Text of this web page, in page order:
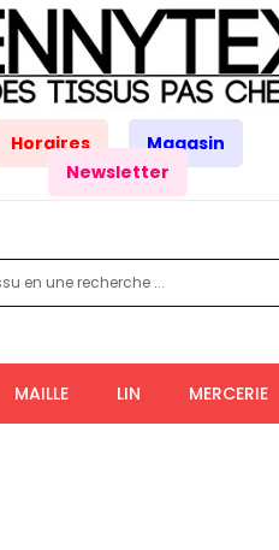
Horaires
Magasin
Newsletter
MAILLE LIN MERCERIE